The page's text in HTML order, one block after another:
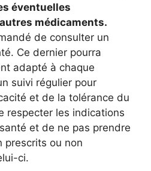
éventuelles
médicaments.
de consulter un
Ce dernier pourra
adapté à chaque
suivi régulier pour
et de la tolérance du
respecter les indications
et de ne pas prendre
prescrits ou non
ci.